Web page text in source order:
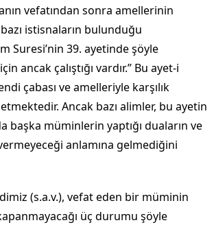
vefatından sonra amellerinin
istisnaların bulunduğu
Suresi’nin 39. ayetinde şöyle
ancak çalıştığı vardır.” Bu ayet-i
çabası ve amelleriyle karşılık
Ancak bazı alimler, bu ayetin
başka müminlerin yaptığı duaların ve
anlamına gelmediğini
(s.a.v.), vefat eden bir müminin
üç durumu şöyle